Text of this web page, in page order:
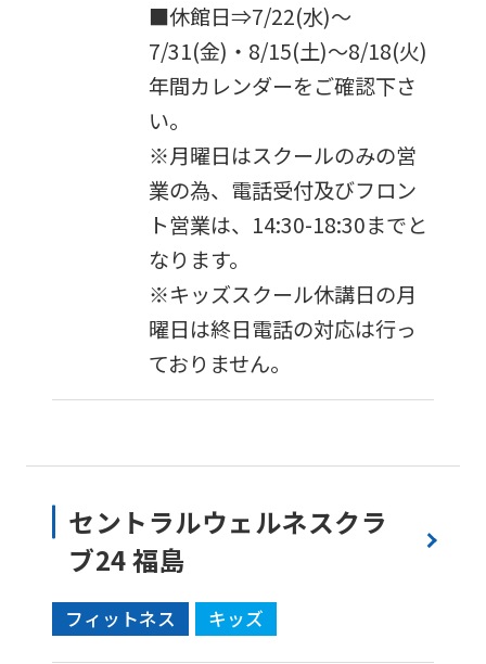
■休館日⇒7/22(水)～
7/31(金)・8/15(土)～8/18(火)
年間カレンダーをご確認下さ
い。
※月曜日はスクールのみの営
業の為、電話受付及びフロン
ト営業は、14:30-18:30までと
なります。
※キッズスクール休講日の月
曜日は終日電話の対応は行っ
ておりません。
セントラルウェルネスクラ
ブ24 福島
フィットネス キッズ
For
foreigners
Central
Sports
official
website
automatically
translated
into
Click